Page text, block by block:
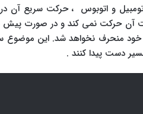
و اتوبوس ، حرکت سریع آن
آن حرکت نمی کند و در صورت پیش
خود منحرف نخواهد شد. این
دست پیدا کنند .